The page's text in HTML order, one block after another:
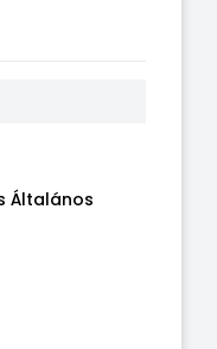
Általános